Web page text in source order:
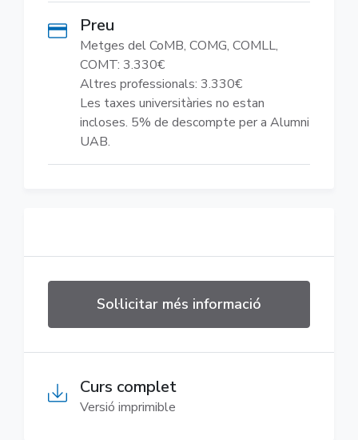
Preu
Metges del CoMB, COMG, COMLL,
COMT: 3.330€
Altres professionals: 3.330€
Les taxes universitàries no estan
incloses. 5% de descompte per a Alumni
UAB.
Sol·licitar més informació
Curs complet
Versió imprimible